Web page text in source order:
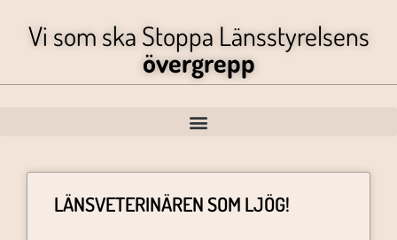
Vi som ska Stoppa Länsstyrelsens
övergrepp
LÄNSVETERINÄREN SOM LJÖG!